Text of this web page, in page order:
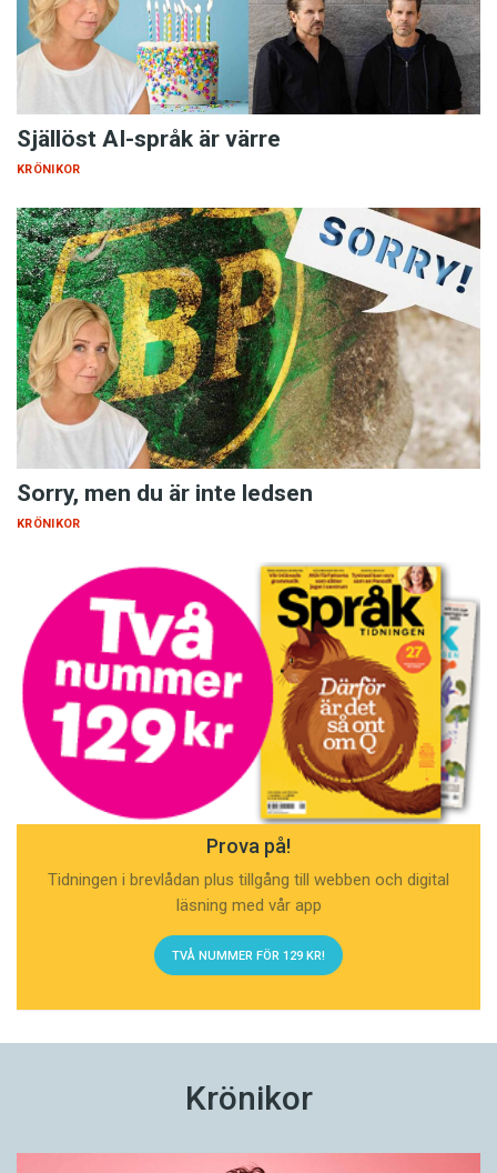
Själlöst AI-språk är värre
KRÖNIKOR
Sorry, men du är inte ledsen
KRÖNIKOR
Prova på!
Tidningen i brevlådan plus tillgång till webben och digital
läsning med vår app
TVÅ NUMMER FÖR 129 KR!
Krönikor